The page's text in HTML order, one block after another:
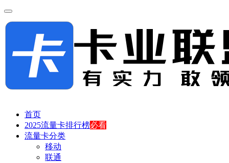
首页
2025流量卡排行榜必看
流量卡分类
移动
联通